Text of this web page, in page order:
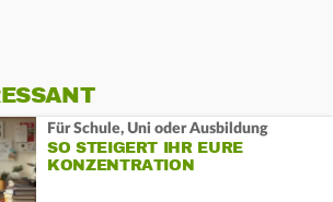
Für Schule, Uni oder Ausbildung
SO STEIGERT IHR EURE
KONZENTRATION